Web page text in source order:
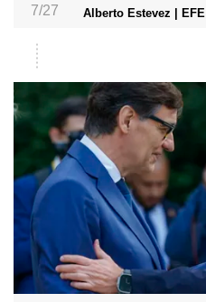
7/27 Alberto Estevez | EFE